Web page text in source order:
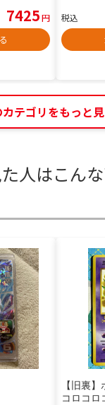
7425円
税込
カテゴリをもっと
人はこん
【旧裏
コロコロ